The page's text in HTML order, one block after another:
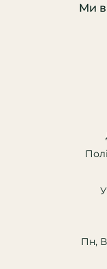
Ми в
Пн,